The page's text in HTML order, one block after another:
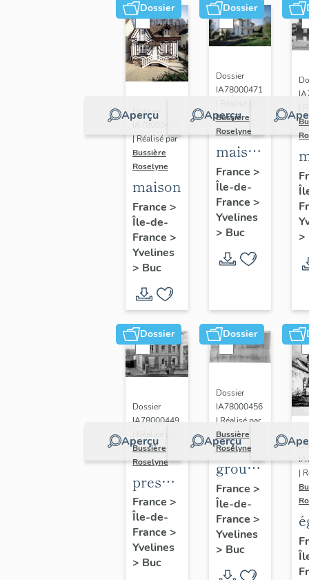
Dossier
Aperçu
Dossier
| Réalisé par
Bussière
Roselyne
maison
France >
Île-de-
France >
Yvelines
> Buc
Dossier
Aperçu
Dossier
IA78000471
Bussière
Roselyne
maison
de
notable
dite Le
Petit
Château
France >
Île-de-
France >
Yvelines
> Buc
>
Dossier
Aperçu
Dossier
IA78000449
Bussière
Roselyne
presbytère,
annexe
de la
mairie
France >
Île-de-
France >
Yvelines
> Buc
Dossier
Aperçu
Dossier
IA78000456
| Réalisé par
Bussière
Roselyne
groupe
scolaire
(non
réalisé)
France >
Île-de-
France >
Yvelines
> Buc
|